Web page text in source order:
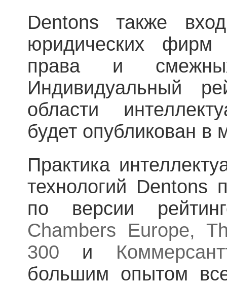
Dentons также
юридических фирм
права и
Индивидуальный
области
будет опубликован в
Практика
технологий Dentons
по версии
Chambers Europe,
300 и
большим опытом